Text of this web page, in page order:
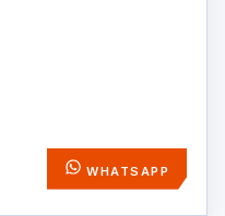
WHATSAPP